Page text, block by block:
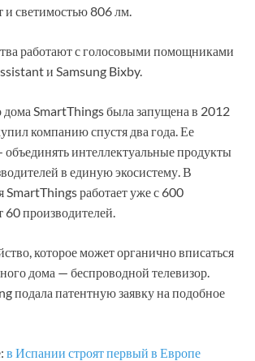
светимостью 806 лм.
работают с голосовыми помощниками
и Samsung Bixby.
дома SmartThings была запущена в 2012
компанию спустя два года. Ее
объединять интеллектуальные продукты
в единую экосистему. В
SmartThings работает уже с 600
60 производителей.
которое может органично вписаться
дома — беспроводной телевизор.
подала патентную заявку на подобное
в Испании строят первый в Европе